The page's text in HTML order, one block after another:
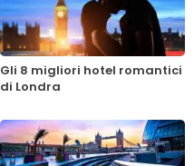
Gli 8 migliori hotel romantici
di Londra